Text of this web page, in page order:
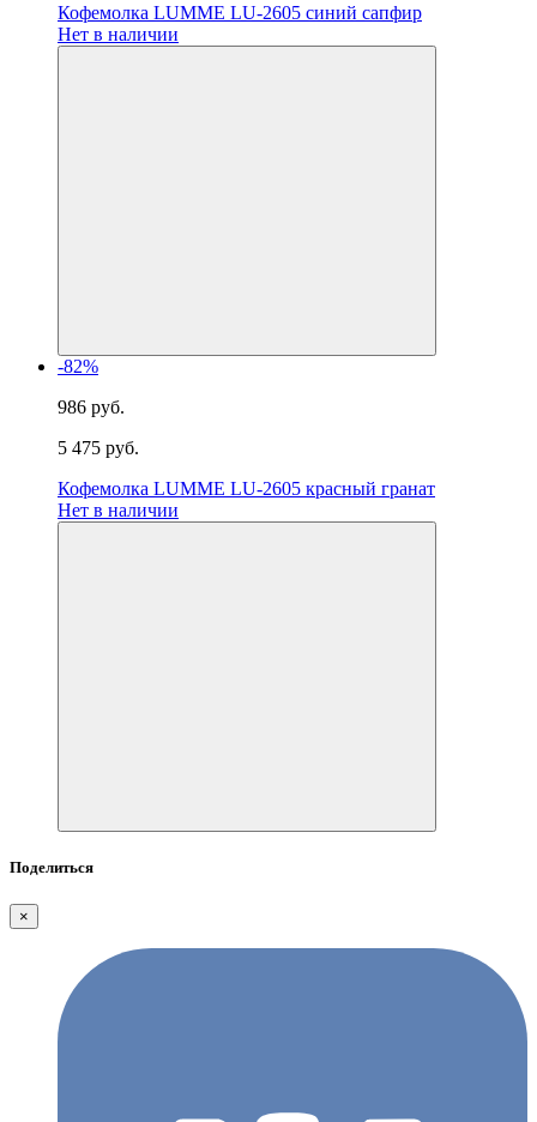
Кофемолка LUMME LU-2605 синий сапфир
Нет в наличии
-82%
986 руб.
5 475 руб.
Кофемолка LUMME LU-2605 красный гранат
Нет в наличии
Поделиться
×